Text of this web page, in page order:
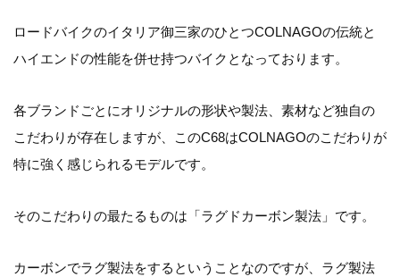
ロードバイクのイタリア御三家のひとつCOLNAGOの伝統と
ハイエンドの性能を併せ持つバイクとなっております。
各ブランドごとにオリジナルの形状や製法、素材など独自の
こだわりが存在しますが、このC68はCOLNAGOのこだわりが
特に強く感じられるモデルです。
そのこだわりの最たるものは「ラグドカーボン製法」です。
カーボンでラグ製法をするということなのですが、ラグ製法